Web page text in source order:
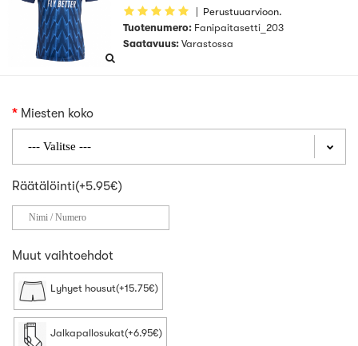
| Perustuuarvioon.
Tuotenumero: Fanipaitasetti_203
Saatavuus: Varastossa
Miesten koko
Räätälöinti(+5.95€)
Muut vaihtoehdot
Lyhyet housut(+15.75€)
Jalkapallosukat(+6.95€)